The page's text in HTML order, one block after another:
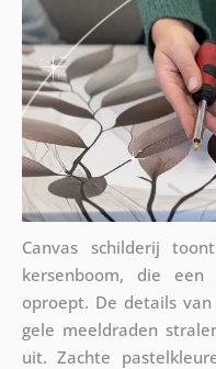
Canvas schilderij
kersenboom, die
oproept. De details
gele meeldraden
uit. Zachte